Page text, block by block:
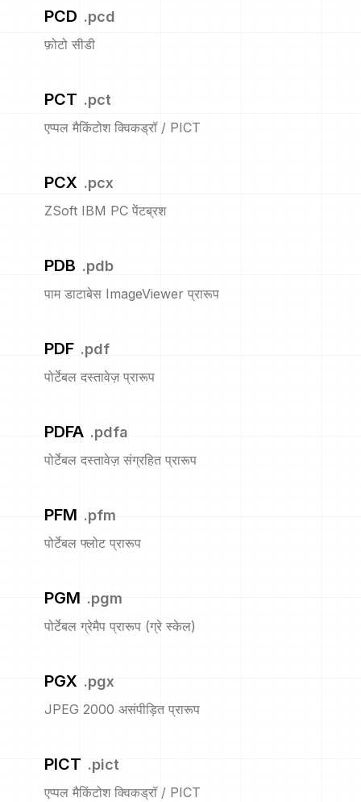
PCD .pcd
फ़ोटो सीडी
PCT .pct
एप्पल मैकिंटोश क्विकड्रॉ / PICT
PCX .pcx
ZSoft IBM PC पेंटब्रश
PDB .pdb
पाम डाटाबेस ImageViewer प्रारूप
PDF .pdf
पोर्टेबल दस्तावेज़ प्रारूप
PDFA .pdfa
पोर्टेबल दस्तावेज़ संग्रहित प्रारूप
PFM .pfm
पोर्टेबल फ्लोट प्रारूप
PGM .pgm
पोर्टेबल ग्रेमैप प्रारूप (ग्रे स्केल)
PGX .pgx
JPEG 2000 असंपीड़ित प्रारूप
PICT .pict
एप्पल मैकिंटोश क्विकड्रॉ / PICT